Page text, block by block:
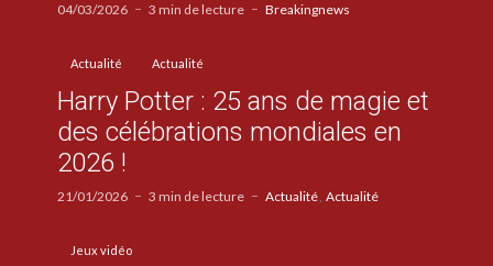
04/03/2026 3 min de lecture Breakingnews
Actualité Actualité
Harry Potter : 25 ans de magie et
des célébrations mondiales en
2026 !
21/01/2026 3 min de lecture Actualité Actualité
Jeux vidéo